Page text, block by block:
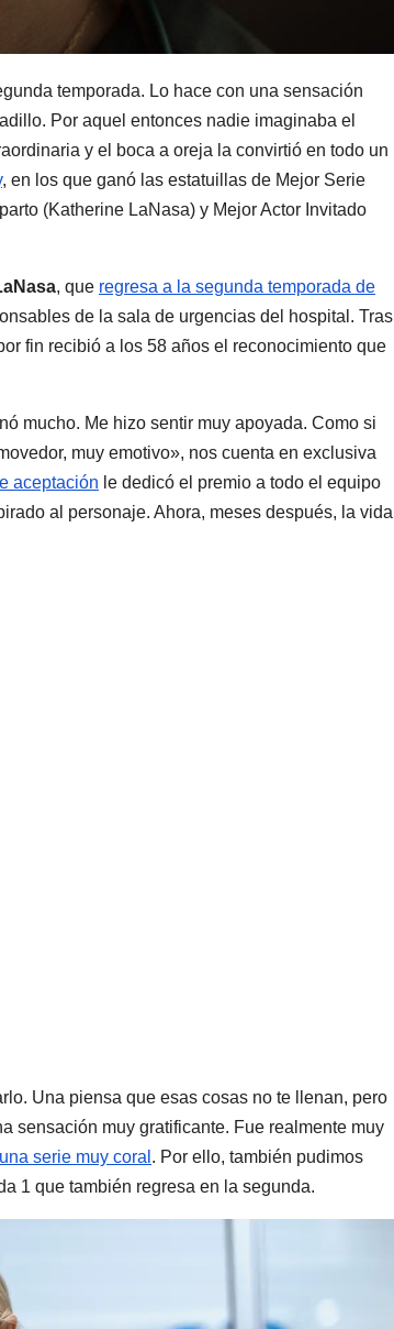
temporada. Lo hace con una sensación
Por aquel entonces nadie imaginaba el
y el boca a oreja la convirtió en todo un
, en los que ganó las estatuillas de Mejor Serie
(Katherine LaNasa) y Mejor Actor Invitado
, que regresa a la segunda temporada de
de la sala de urgencias del hospital. Tras
fin recibió a los 58 años el reconocimiento que
mucho. Me hizo sentir muy apoyada. Como si
muy emotivo», nos cuenta en exclusiva
aceptación le dedicó el premio a todo el equipo
al personaje. Ahora, meses después, la vida
Una piensa que esas cosas no te llenan, pero
sensación muy gratificante. Fue realmente muy
serie muy coral . Por ello, también pudimos
1 que también regresa en la segunda.